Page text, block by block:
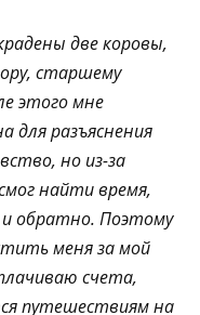
две коровы,
старшему
этого мне
для разъяснения
но из-за
найти время,
обратно. Поэтому
меня за мой
счета,
путешествиям на